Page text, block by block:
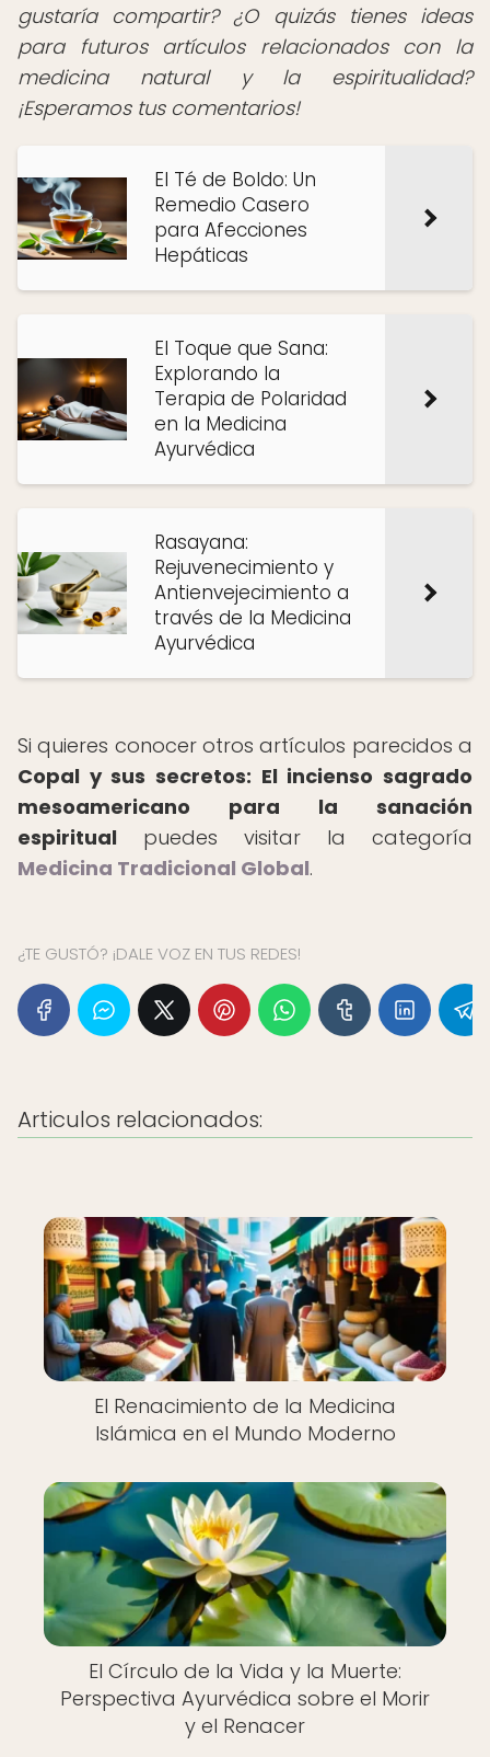
gustaría compartir? ¿O quizás tienes ideas
para futuros artículos relacionados con la
medicina natural y la espiritualidad?
¡Esperamos tus comentarios!
El Té de Boldo: Un
Remedio Casero
para Afecciones
Hepáticas
El Toque que Sana:
Explorando la
Terapia de Polaridad
en la Medicina
Ayurvédica
Rasayana:
Rejuvenecimiento y
Antienvejecimiento a
través de la Medicina
Ayurvédica
Si quieres conocer otros artículos parecidos a
Copal y sus secretos: El incienso sagrado
mesoamericano para la sanación
espiritual puedes visitar la categoría
Medicina Tradicional Global.
¿TE GUSTÓ? ¡DALE VOZ EN TUS REDES!
Articulos relacionados:
El Renacimiento de la Medicina
Islámica en el Mundo Moderno
El Círculo de la Vida y la Muerte:
Perspectiva Ayurvédica sobre el Morir
y el Renacer